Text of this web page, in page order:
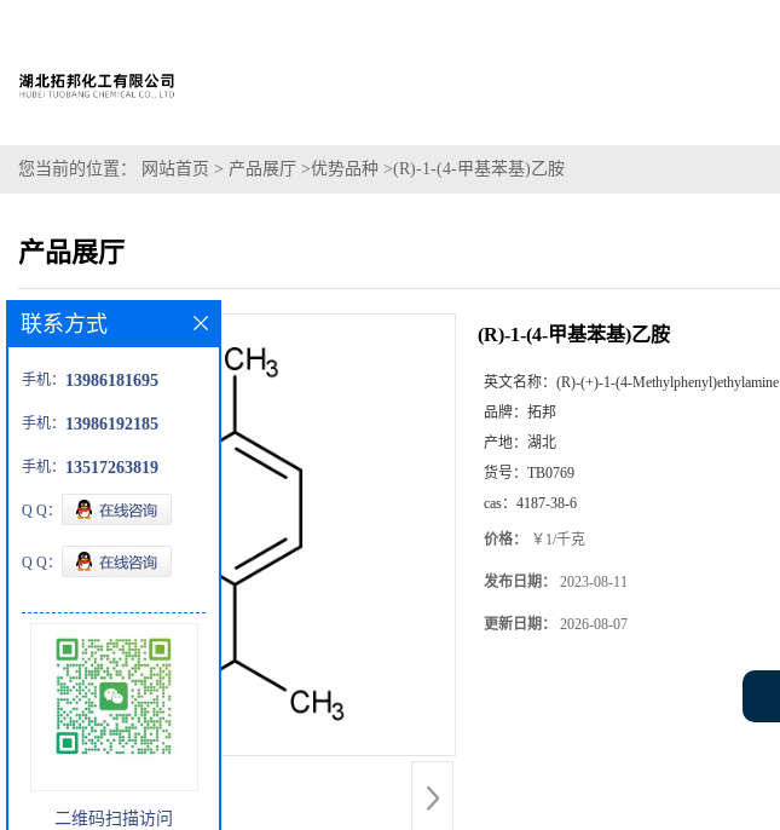
您当前的位置： 网站首页 > 产品展厅 >优势品种 >(R)-1-(4-甲基苯基)乙胺
产品展厅
(R)-1-(4-甲基苯基)乙胺
英文名称： (R)-(+)-1-(4-Methylphenyl)ethylamine
品牌： 拓邦
产地： 湖北
货号： TB0769
cas： 4187-38-6
价格： ￥1/千克
发布日期： 2023-08-11
更新日期： 2026-08-07
联系方式
手机： 13986181695
手机： 13986192185
手机： 13517263819
Q Q：
Q Q：
二维码扫描访问